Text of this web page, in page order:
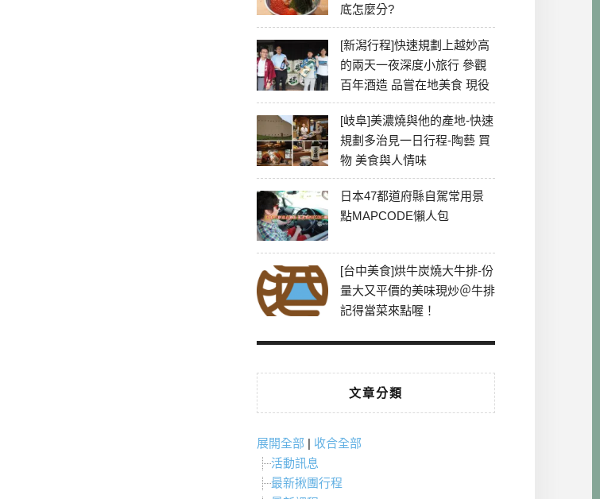
底怎麼分?
[新潟行程]快速規劃上越妙高
的兩天一夜深度小旅行 參觀
百年酒造 品嘗在地美食 現役
最老牌電影院
[岐阜]美濃燒與他的產地-快速
規劃多治見一日行程-陶藝 買
物 美食與人情味
日本47都道府縣自駕常用景
點MAPCODE懶人包
[台中美食]烘牛炭燒大牛排-份
量大又平價的美味現炒＠牛排
記得當菜來點喔！
文章分類
展開全部 | 收合全部
活動訊息
最新揪團行程